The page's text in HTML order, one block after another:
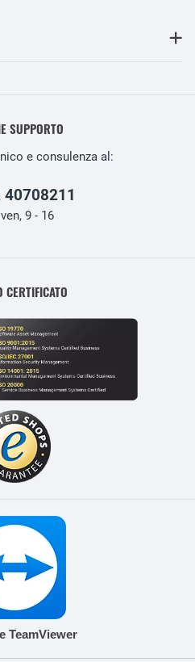
SUPPORTO
e consulenza al:
40708211
ven, 9 - 16
CERTIFICATO
TeamViewer